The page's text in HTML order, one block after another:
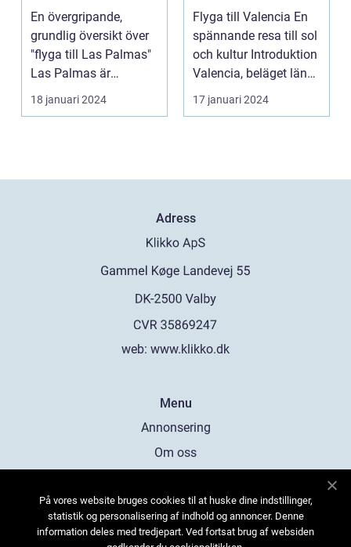
Gran Canaria
En övergripande,
grundlig översikt över
"flyga till Las Palmas"
Las Palmas är
huvudstaden på den
va...
18 januari 2024
kultur
Flyga till Valencia En
spännande resa till sol
och kultur Introduktion
Valencia, beläget längs
Sp...
17 januari 2024
Adress
web: www.klikko.dk
Menu
Annonsering
Om oss
Kontakta oss
Sitemap
På vores website bruges cookies til at huske dine indstillinger,
statistik og personalisering af indhold og annoncer. Denne
information deles med tredjepart. Ved fortsat brug af websiden